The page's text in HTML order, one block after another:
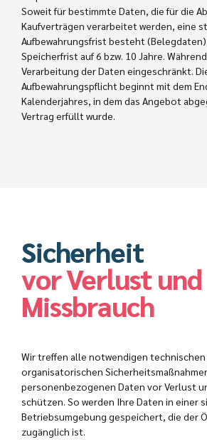
Soweit für bestimmte Daten, die für die
Kaufverträgen verarbeitet werden, eine
Aufbewahrungsfrist besteht
Speicherfrist auf 6 bzw. 10 Jahre.
Verarbeitung der Daten eingeschränkt.
Aufbewahrungspflicht beginnt mit dem
Kalenderjahres, in dem das Angebot
Vertrag erfüllt wurde.
Sicherheit
vor Verlust und
Missbrauch
Wir treffen alle notwendigen technischen
organisatorischen
personenbezogenen Daten vor Verlust
schützen. So werden Ihre Daten in einer
Betriebsumgebung gespeichert, die der
zugänglich ist.